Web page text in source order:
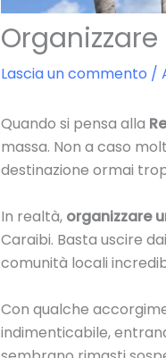
Lascia un commento /
Quando si pensa alla
massa. Non a caso
destinazione ormai
In realtà, organizzare
Caraibi. Basta uscire
comunità locali
Con qualche
indimenticabile,